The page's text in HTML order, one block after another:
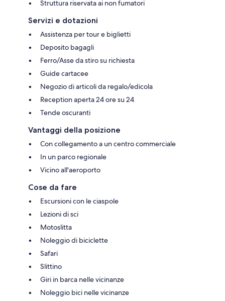
Struttura riservata ai non fumatori
Servizi e dotazioni
Assistenza per tour e biglietti
Deposito bagagli
Ferro/Asse da stiro su richiesta
Guide cartacee
Negozio di articoli da regalo/edicola
Reception aperta 24 ore su 24
Tende oscuranti
Vantaggi della posizione
Con collegamento a un centro commerciale
In un parco regionale
Vicino all'aeroporto
Cose da fare
Escursioni con le ciaspole
Lezioni di sci
Motoslitta
Noleggio di biciclette
Safari
Slittino
Giri in barca nelle vicinanze
Noleggio bici nelle vicinanze